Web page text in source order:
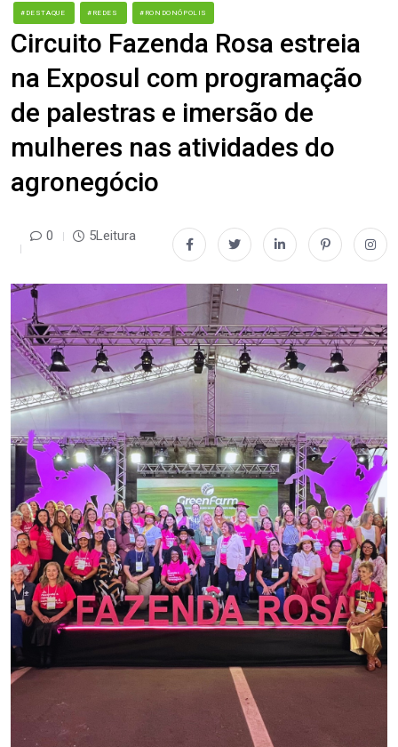
#DESTAQUE #REDES #RONDONÓPOLIS
Circuito Fazenda Rosa estreia
na Exposul com programação
de palestras e imersão de
mulheres nas atividades do
agronegócio
0 5Leitura